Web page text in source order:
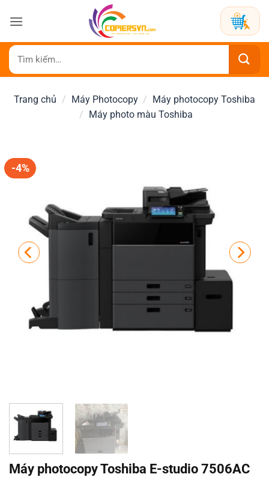
qua
dung
Tìm
kiếm:
Trang chủ / Máy Photocopy / Máy photocopy Toshiba
/ Máy photo màu Toshiba
-4%
Máy photocopy Toshiba E-studio 7506AC